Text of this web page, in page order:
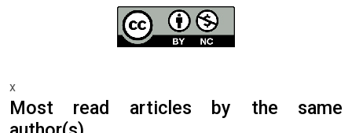
x
Most read articles by the same